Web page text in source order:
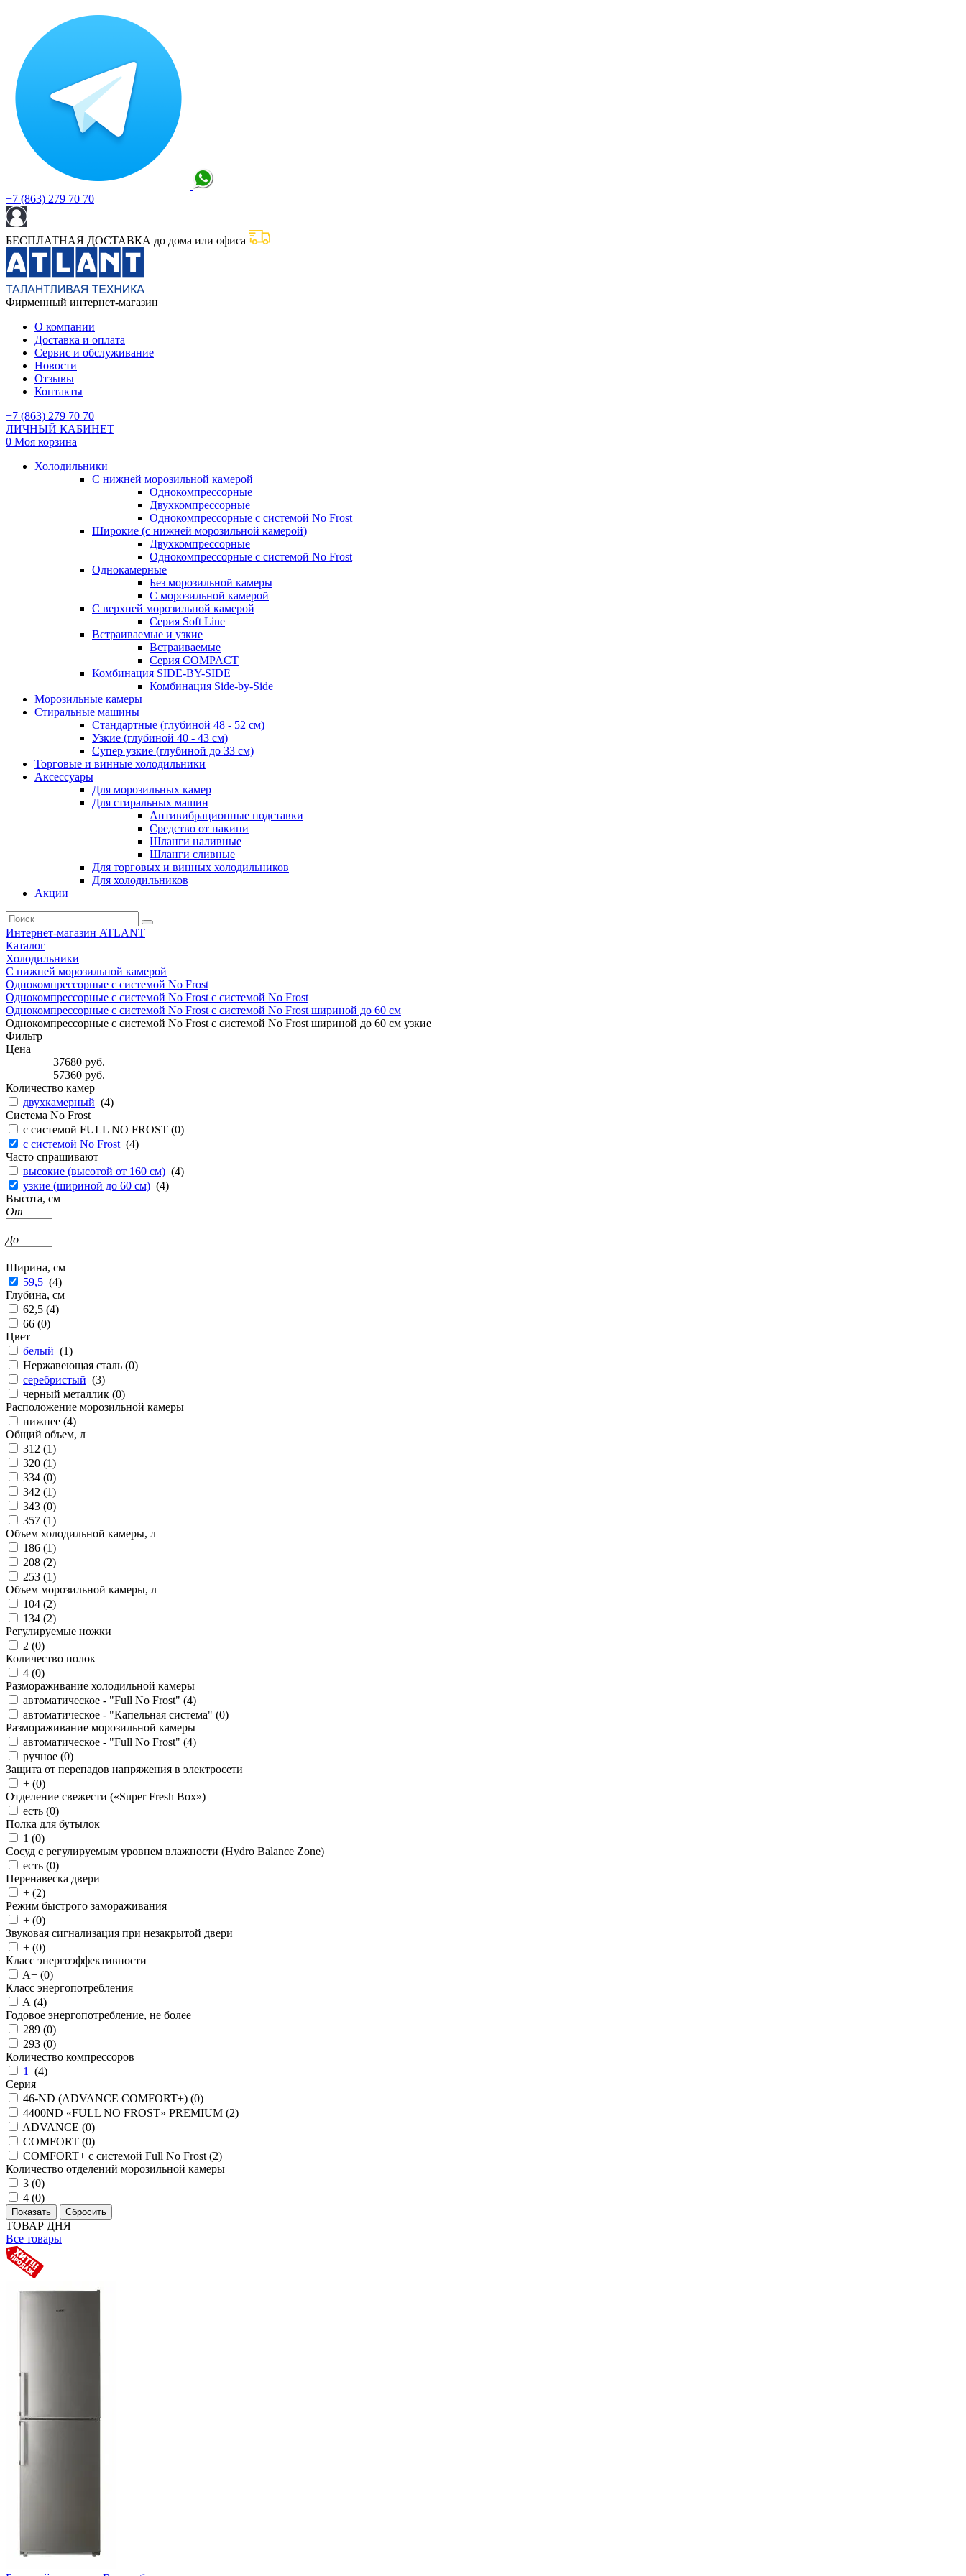
+7 (863) 279 70 70
БЕСПЛАТНАЯ ДОСТАВКА до дома или офиса
Фирменный интернет-магазин
О компании
Доставка и оплата
Сервис и обслуживание
Новости
Отзывы
Контакты
+7 (863) 279 70 70
ЛИЧНЫЙ КАБИНЕТ
0 Моя корзина
Холодильники
С нижней морозильной камерой
Однокомпрессорные
Двухкомпрессорные
Однокомпрессорные с системой No Frost
Широкие (с нижней морозильной камерой)
Двухкомпрессорные
Однокомпрессорные с системой No Frost
Однокамерные
Без морозильной камеры
С морозильной камерой
С верхней морозильной камерой
Серия Soft Line
Встраиваемые и узкие
Встраиваемые
Серия СOMPACT
Комбинация SIDE-BY-SIDE
Комбинация Side-by-Side
Морозильные камеры
Стиральные машины
Стандартные (глубиной 48 - 52 см)
Узкие (глубиной 40 - 43 см)
Супер узкие (глубиной до 33 см)
Торговые и винные холодильники
Аксессуары
Для морозильных камер
Для стиральных машин
Антивибрационные подставки
Средство от накипи
Шланги наливные
Шланги сливные
Для торговых и винных холодильников
Для холодильников
Акции
Интернет-магазин ATLANT
Каталог
Холодильники
С нижней морозильной камерой
Однокомпрессорные с системой No Frost
Однокомпрессорные с системой No Frost с системой No Frost
Однокомпрессорные с системой No Frost с системой No Frost шириной до 60 см
Однокомпрессорные с системой No Frost с системой No Frost шириной до 60 см узкие
Фильтр
Цена
37680 руб.
57360 руб.
Количество камер
двухкамерный (4)
Система No Frost
с системой FULL NO FROST (0)
с системой No Frost (4)
Часто спрашивают
высокие (высотой от 160 см) (4)
узкие (шириной до 60 см) (4)
Высота, см
От
До
Ширина, см
59,5 (4)
Глубина, см
62,5 (4)
66 (0)
Цвет
белый (1)
Нержавеющая сталь (0)
серебристый (3)
черный металлик (0)
Расположение морозильной камеры
нижнее (4)
Общий объем, л
312 (1)
320 (1)
334 (0)
342 (1)
343 (0)
357 (1)
Объем холодильной камеры, л
186 (1)
208 (2)
253 (1)
Объем морозильной камеры, л
104 (2)
134 (2)
Регулируемые ножки
2 (0)
Количество полок
4 (0)
Размораживание холодильной камеры
автоматическое - "Full No Frost" (4)
автоматическое - "Капельная система" (0)
Размораживание морозильной камеры
автоматическое - "Full No Frost" (4)
ручное (0)
Защита от перепадов напряжения в электросети
+ (0)
Отделение свежести («Super Fresh Box»)
есть (0)
Полка для бутылок
1 (0)
Сосуд с регулируемым уровнем влажности (Hydro Balance Zone)
есть (0)
Перенавеска двери
+ (2)
Режим быстрого замораживания
+ (0)
Звуковая сигнализация при незакрытой двери
+ (0)
Класс энергоэффективности
A+ (0)
Класс энергопотребления
A (4)
Годовое энергопотребление, не более
289 (0)
293 (0)
Количество компрессоров
1
(4)
Серия
46-ND (ADVANCE COMFORT+) (0)
4400ND «FULL NO FROST» PREMIUM (2)
ADVANCE (0)
COMFORT (0)
COMFORT+ с системой Full No Frost (2)
Количество отделений морозильной камеры
3 (0)
4 (0)
ТОВАР ДНЯ
Все товары